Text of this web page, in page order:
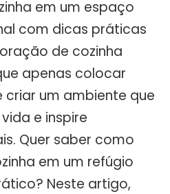
em um espaço
com dicas práticas
de cozinha
apenas colocar
criar um ambiente que
e inspire
Quer saber como
em um refúgio
Neste artigo,